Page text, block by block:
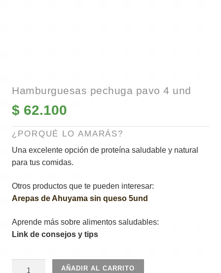
Hamburguesas pechuga pavo 4 und
$ 62.100
¿PORQUÉ LO AMARÁS?
Una excelente opción de proteína saludable y natural
para tus comidas.
Otros productos que te pueden interesar:
Arepas de Ahuyama sin queso 5und
Aprende más sobre alimentos saludables:
Link de consejos y tips
HamburguesasAÑADIR AL CARRITO